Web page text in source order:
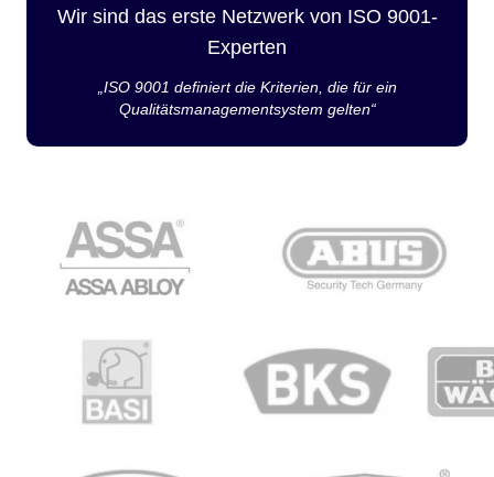
Wir sind das erste Netzwerk von ISO 9001-
Experten
„ISO 9001 definiert die Kriterien, die für ein
Qualitätsmanagementsystem gelten“